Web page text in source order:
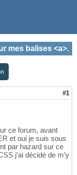
mes balises <a>.
#1
ce forum, avant
et oui je suis sous
par hazard sur ce
j'ai décidé de m'y